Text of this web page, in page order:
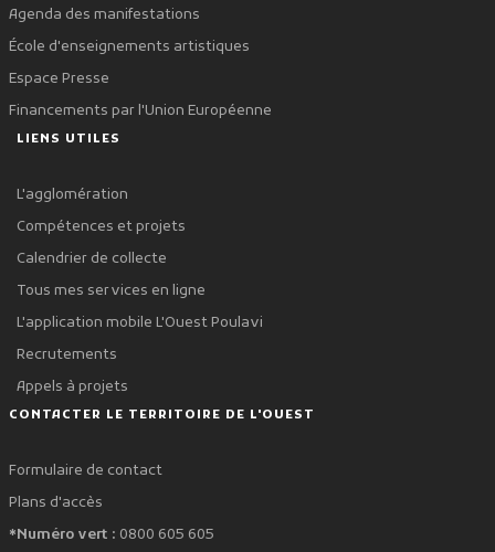
Agenda des manifestations
École d'enseignements artistiques
Espace Presse
Financements par l'Union Européenne
LIENS UTILES
L'agglomération
Compétences et projets
Calendrier de collecte
Tous mes services en ligne
L'application mobile L'Ouest Poulavi
Recrutements
Appels à projets
CONTACTER LE TERRITOIRE DE L'OUEST
Formulaire de contact
Plans d'accès
*Numéro vert : 0800 605 605